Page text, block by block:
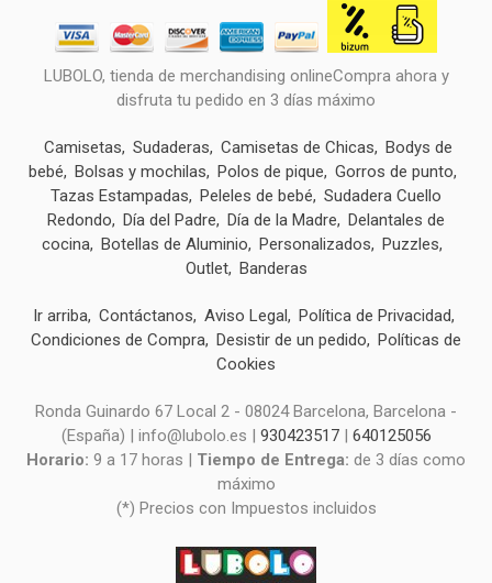
LUBOLO, tienda de merchandising onlineCompra ahora y
disfruta tu pedido en 3 días máximo
Camisetas Sudaderas Camisetas de Chicas
Bodys de
bebé
Bolsas y mochilas Polos de pique
Gorros de punto
Tazas Estampadas
Peleles de bebé
Sudadera Cuello
Redondo
Día del Padre Día de la Madre
Delantales de
cocina Botellas de Aluminio Personalizados
Puzzles
Outlet Banderas
Ir arriba Contáctanos Aviso Legal
Política de Privacidad
Condiciones de Compra Desistir de un pedido
Políticas de
Cookies
Ronda Guinardo 67 Local 2 - 08024 Barcelona, Barcelona -
(España) | info@lubolo.es | 930423517| 640125056
Horario: 9 a 17 horas | Tiempo de Entrega: de 3 días como
máximo
(*) Precios con Impuestos incluidos